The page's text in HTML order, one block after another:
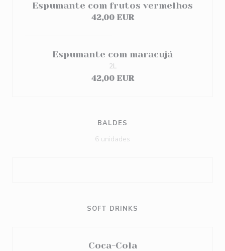
Espumante com frutos vermelhos
42,00 EUR
Espumante com maracujá
42,00 EUR
2L
BALDES
6 unidades
SOFT DRINKS
Coca-Cola